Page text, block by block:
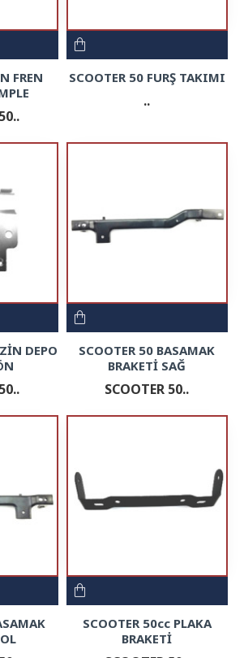
FREN
SCOOTER 50 FURŞ TAKIMI
..
DEPO
SCOOTER 50 BASAMAK
BRAKETİ SAĞ
SCOOTER 50..
SCOOTER 50cc PLAKA
BRAKETİ